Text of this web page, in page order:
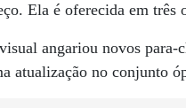
Ela é oferecida em
angariou novos para-
atualização no conjunto